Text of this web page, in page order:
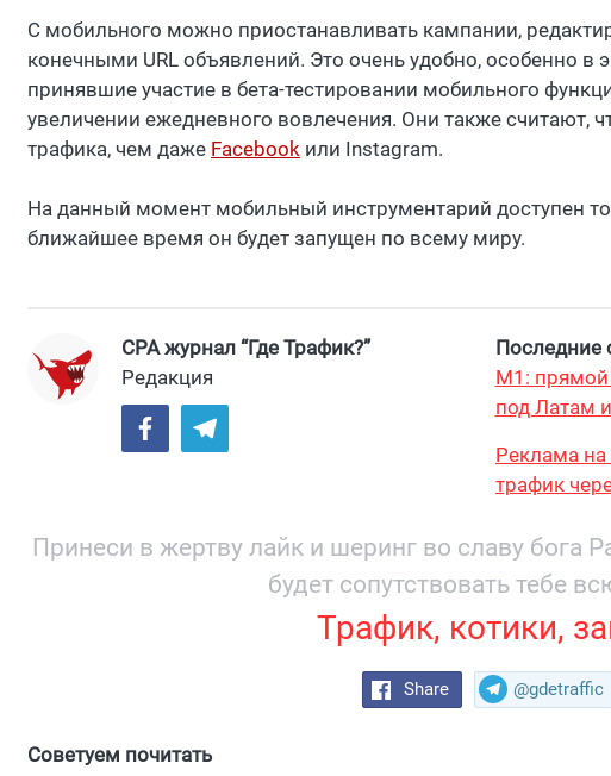
С мобильного можно приостанавливать кампании,
конечными URL объявлений. Это очень удобно, особенно в
принявшие участие в бета-тестировании мобильного
увеличении ежедневного вовлечения. Они также считают,
трафика, чем даже Facebook или Instagram.
На данный момент мобильный инструментарий доступен
ближайшее время он будет запущен по всему миру.
CPA журнал “Где Трафик?”
Редакция
Последние
М1: прямой
под Латам
Реклама на
трафик
Принеси в жертву лайк и шеринг во славу бога
будет сопутствовать тебе
Трафик, котики,
Share @gdetraffic
Советуем почитать